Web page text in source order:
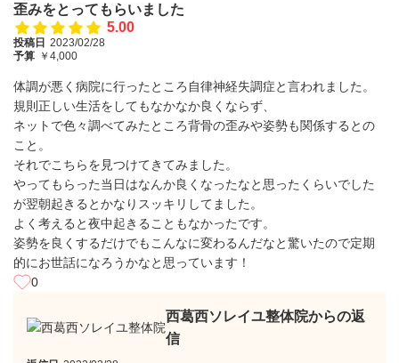
歪みをとってもらいました
5.00
投稿日 2023/02/28
予算 ￥4,000
体調が悪く病院に行ったところ自律神経失調症と言われました。
規則正しい生活をしてもなかなか良くならず、
ネットで色々調べてみたところ背骨の歪みや姿勢も関係するとの
こと。
それでこちらを見つけてきてみました。
やってもらった当日はなんか良くなったなと思ったくらいでした
が翌朝起きるとかなりスッキリしてました。
よく考えると夜中起きることもなかったです。
姿勢を良くするだけでもこんなに変わるんだなと驚いたので定期
的にお世話になろうかなと思っています！
0
西葛西ソレイユ整体院からの返
信